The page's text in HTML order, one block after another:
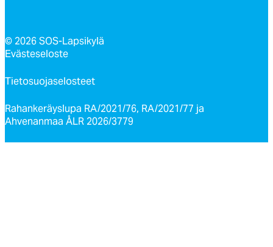
© 2026 SOS-Lapsikylä
Evästeseloste
Tietosuojaselosteet
Rahankeräyslupa RA/2021/76, RA/2021/77 ja
Ahvenanmaa ÅLR 2026/3779